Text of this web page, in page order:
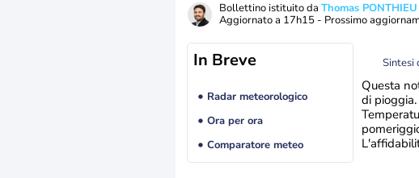
Bollettino istituito da Thomas PONTHIEU
Aggiornato a 17h15 - Prossimo
In Breve
Radar meteorologico
Ora per ora
Comparatore meteo
Sintesi
Questa
di pioggia.